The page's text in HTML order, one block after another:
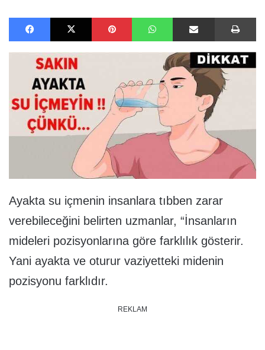
Facebook X Pinterest WhatsApp E-Posta ile paylaş
Ayakta su içmenin insanlara tıbben zarar
verebileceğini belirten uzmanlar, “İnsanların
mideleri pozisyonlarına göre farklılık gösterir.
Yani ayakta ve oturur vaziyetteki midenin
pozisyonu farklıdır.
REKLAM